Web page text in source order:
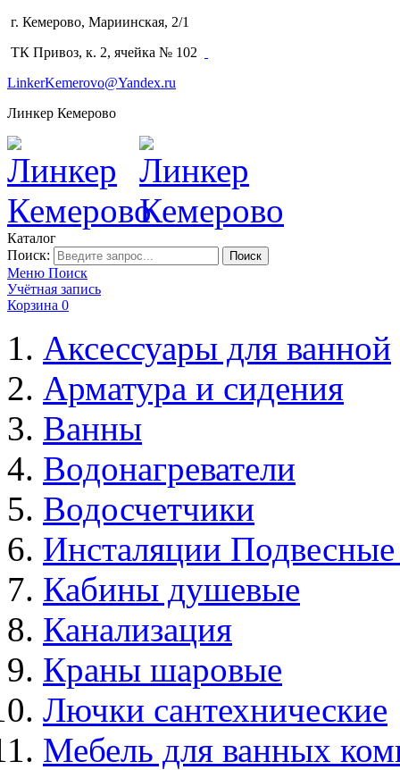
г. Кемерово, Мариинская, 2/1
ТК Привоз, к. 2, ячейка № 102
LinkerKemerovo@Yandex.ru
Линкер Кемерово
Каталог
Поиск:
Поиск
Меню Поиск
Учётная запись
Корзина 0
Аксессуары для ванной
Арматура и сидения
Ванны
Водонагреватели
Водосчетчики
Инсталяции
Кабины душевые
Канализация
Краны шаровые
Лючки сантехнические
Мебель для ванных